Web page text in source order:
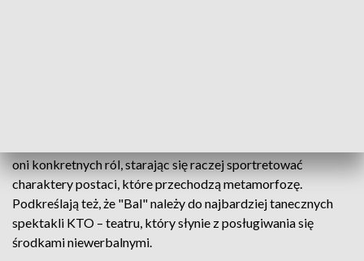
oni konkretnych ról, starając się raczej sportretować
charaktery postaci, które przechodzą metamorfozę.
Podkreślają też, że "Bal" należy do najbardziej tanecznych
spektakli KTO – teatru, który słynie z posługiwania się
środkami niewerbalnymi.